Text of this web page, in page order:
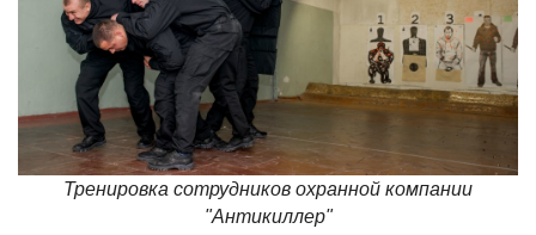
Тренировка сотрудников охранной компании
"Антикиллер"